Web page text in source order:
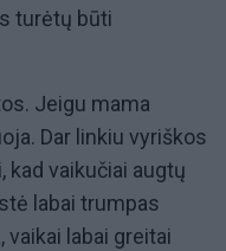
turėtų būti
Jeigu mama
Dar linkiu vyriškos
vaikučiai augtų
labai trumpas
vaikai labai greitai